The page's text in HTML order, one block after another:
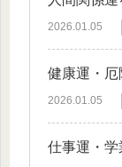
2026.01.05
健康運・
2026.01.05
仕事運・